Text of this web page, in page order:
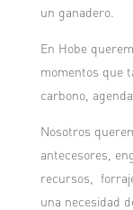
un ganadero.
En Hobe
momentos que
carbono,
Nosotros
antecesores,
recursos,
una necesidad